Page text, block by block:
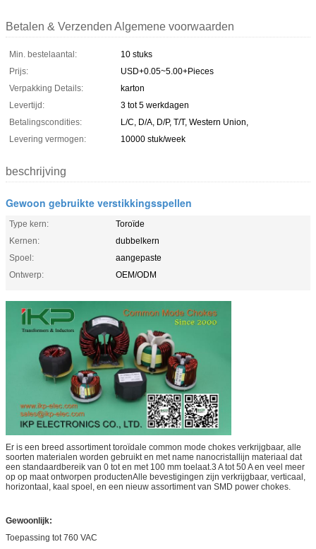
Betalen & Verzenden Algemene voorwaarden
Min. bestelaantal:
10 stuks
Prijs:
USD+0.05~5.00+Pieces
Verpakking Details:
karton
Levertijd:
3 tot 5 werkdagen
Betalingscondities:
L/C, D/A, D/P, T/T, Western Union,
Levering vermogen:
10000 stuk/week
beschrijving
Gewoon gebruikte verstikkingsspellen
Type kern:
Toroïde
Kernen:
dubbelkern
Spoel:
aangepaste
Ontwerp:
OEM/ODM
Er is een breed assortiment toroïdale common mode chokes verkrijgbaar, alle
soorten materialen worden gebruikt en met name nanocristallijn materiaal dat
een standaardbereik van 0 tot en met 100 mm toelaat.3 A tot 50 A en veel meer
op op maat ontworpen productenAlle bevestigingen zijn verkrijgbaar, verticaal,
horizontaal, kaal spoel, en een nieuw assortiment van SMD power chokes.
Gewoonlijk:
Toepassing tot 760 VAC